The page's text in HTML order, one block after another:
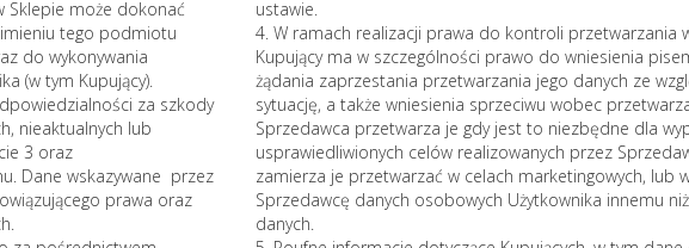
ustawie.
4. W ramach realizacji prawa do kontroli przetwarzania
Kupujący ma w szczególności prawo do wniesienia
żądania zaprzestania przetwarzania jego danych ze
sytuację, a także wniesienia sprzeciwu wobec
Sprzedawca przetwarza je gdy jest to niezbędne dla
usprawiedliwionych celów realizowanych przez
zamierza je przetwarzać w celach marketingowych, lub
Sprzedawcę danych osobowych Użytkownika innemu
danych.
Sklepie może dokonać
tego podmiotu
do wykonywania
(w tym Kupujący).
za szkody
nieaktualnych lub
3 oraz
Dane wskazywane przez
prawa oraz